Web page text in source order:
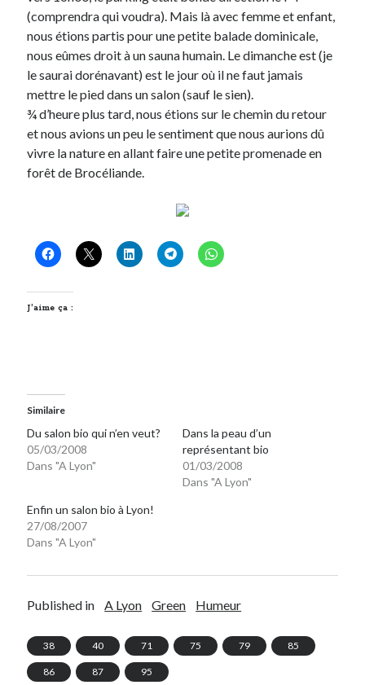
JFdansC’était pas mieux avant… à Lyon
littleceltdansComment j’ai opéré ma vélorution toute personnelle
AnthonydansComment j’ai opéré ma vélorution toute personnelle
Renaud DucherdansComment j’ai opéré ma vélorution toute
personnelle
On parle de quoi ?
A Lyon
Engagé
Green
Humeur
Mini-monsieur
Non classé
Parole de Follower
Patchwork
Photos
Proust
Sons
Sorties cuculturelles
(comprendra qui voudra). Mais là avec femme et enfant,
nous étions partis pour une petite balade dominicale,
nous eûmes droit à un sauna humain. Le dimanche est (je
le saurai dorénavant) est le jour où il ne faut jamais
mettre le pied dans un salon (sauf le sien).
¾ d’heure plus tard, nous étions sur le chemin du retour
et nous avions un peu le sentiment que nous aurions dû
vivre la nature en allant faire une petite promenade en
forêt de Brocéliande.
J’aime ça :
Similaire
Du salon bio qui n’en veut?
05/03/2008
Dans "A Lyon"
Dans la peau d’un
représentant bio
01/03/2008
Dans "A Lyon"
Enfin un salon bio à Lyon!
27/08/2007
Dans "A Lyon"
Published in A Lyon Green Humeur
38 40 71 75 79 85
86 87 95